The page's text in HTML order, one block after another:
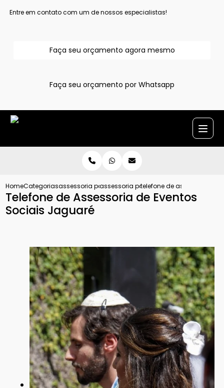
Entre em contato com um de nossos especialistas!
Faça seu orçamento agora mesmo
Faça seu orçamento por Whatsapp
HomeCategoriasassessoria para eventoassessoria para eventos sociais sao
telefone de assessoria de
Telefone de Assessoria de Eventos
Sociais Jaguaré